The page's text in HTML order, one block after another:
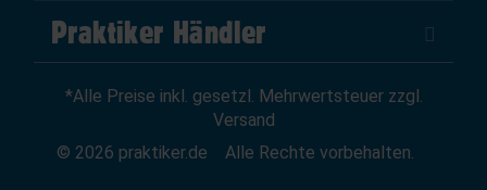
AGB
Widerrufsrecht
DIY Helden
Marktplatz
News
Praktiker Händler
Zum Händler-Login
Affiliate Partnerprogramm
*Alle Preise inkl. gesetzl. Mehrwertsteuer zzgl.
Versand
© 2026 praktiker.de
Alle Rechte vorbehalten.